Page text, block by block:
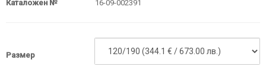
Каталожен № 16-09-002391
Размер